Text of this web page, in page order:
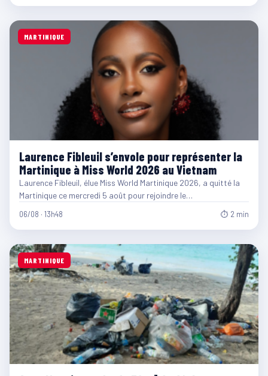
MARTINIQUE
Laurence Fibleuil s’envole pour représenter la
Martinique à Miss World 2026 au Vietnam
Laurence Fibleuil, élue Miss World Martinique 2026, a quitté la
Martinique ce mercredi 5 août pour rejoindre le…
06/08 · 13h48 ⏱ 2 min
MARTINIQUE